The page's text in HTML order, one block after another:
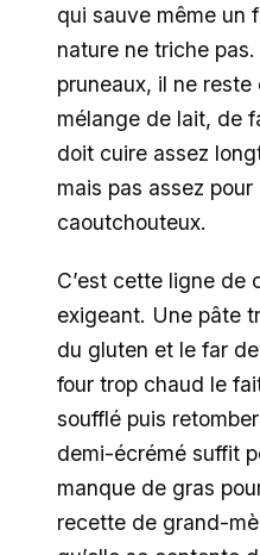
qui sauve même un
nature ne triche
pruneaux, il ne reste
mélange de lait, de
doit cuire assez
mais pas assez
caoutchouteux.
C’est cette ligne de
exigeant. Une pâte
du gluten et le far
four trop chaud le
soufflé puis
demi-écrémé suffit
manque de gras
recette de grand-